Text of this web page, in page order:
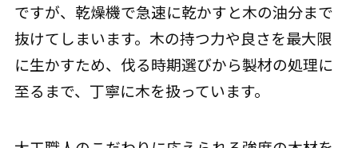
ですが、乾燥機で急速に乾かすと木の油分まで
抜けてしまいます。木の持つ力や良さを最大限
に生かすため、伐る時期選びから製材の処理に
至るまで、丁寧に木を扱っています。